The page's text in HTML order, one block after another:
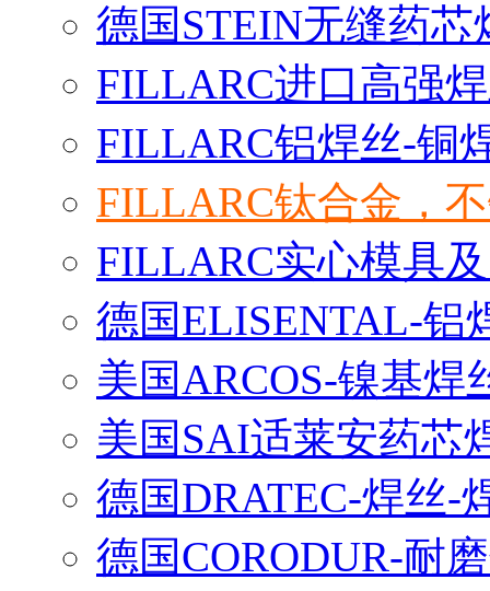
德国STEIN无缝药芯
FILLARC进口高强
FILLARC铝焊丝-铜
FILLARC钛合金，
FILLARC实心模具
德国ELISENTAL-铝
美国ARCOS-镍基焊
美国SAI适莱安药芯
德国DRATEC-焊丝-
德国CORODUR-耐